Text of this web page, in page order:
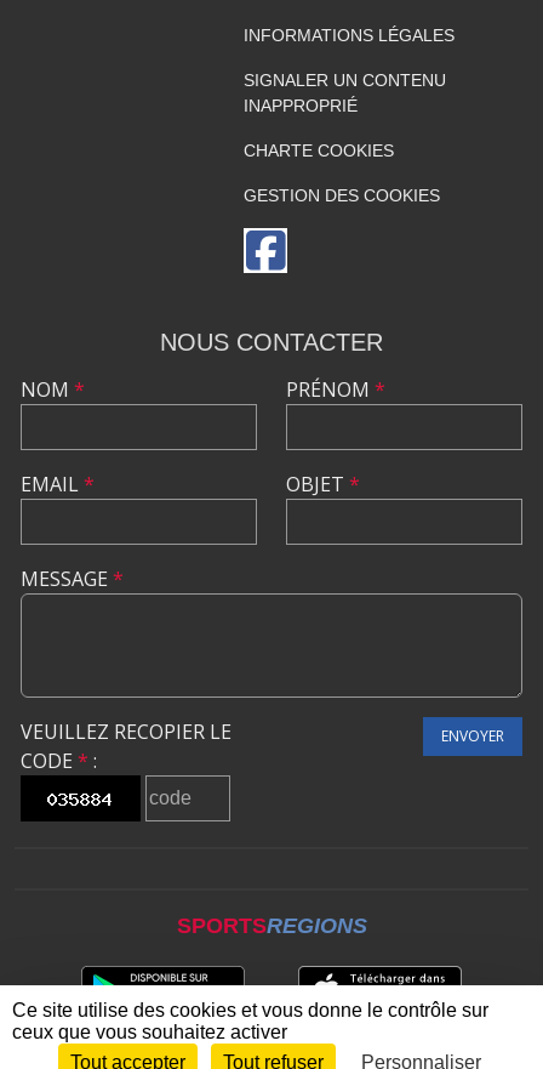
INFORMATIONS LÉGALES
SIGNALER UN CONTENU
INAPPROPRIÉ
CHARTE COOKIES
GESTION DES COOKIES
NOUS CONTACTER
NOM *
EMAIL*
PRÉNOM *
OBJET *
MESSAGE *
VEUILLEZ RECOPIER LE
CODE * :
ENVOYER
SPORTSREGIONS
Envie de participer ? CONNEXION
Ce site utilise des cookies et vous donne le contrôle sur
ceux que vous souhaitez activer
Tout accepter
Tout refuser Personnaliser